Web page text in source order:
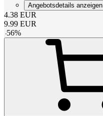
Angebotsdetails anzeigen
4.38 EUR
9.99 EUR
-56%